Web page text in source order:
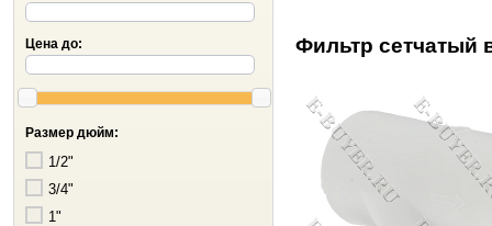
Цена до:
Размер дюйм:
1/2"
3/4"
1"
Фильтр сетчатый